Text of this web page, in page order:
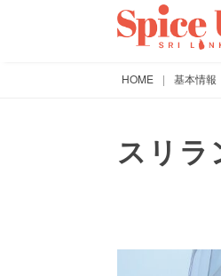
HOME | 基本情報
スリラ